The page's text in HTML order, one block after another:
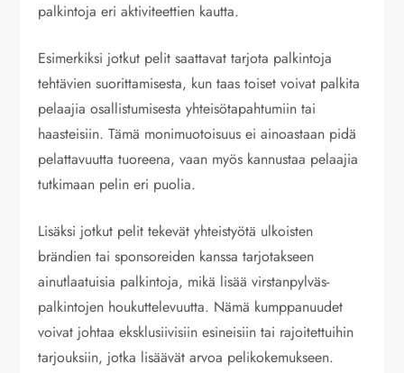
palkintoja eri aktiviteettien kautta.
Esimerkiksi jotkut pelit saattavat tarjota palkintoja
tehtävien suorittamisesta, kun taas toiset voivat palkita
pelaajia osallistumisesta yhteisötapahtumiin tai
haasteisiin. Tämä monimuotoisuus ei ainoastaan pidä
pelattavuutta tuoreena, vaan myös kannustaa pelaajia
tutkimaan pelin eri puolia.
Lisäksi jotkut pelit tekevät yhteistyötä ulkoisten
brändien tai sponsoreiden kanssa tarjotakseen
ainutlaatuisia palkintoja, mikä lisää virstanpylväs-
palkintojen houkuttelevuutta. Nämä kumppanuudet
voivat johtaa eksklusiivisiin esineisiin tai rajoitettuihin
tarjouksiin, jotka lisäävät arvoa pelikokemukseen.